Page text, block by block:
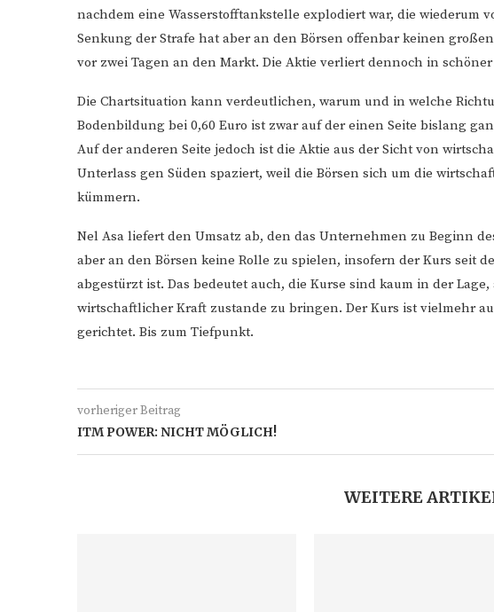
nachdem eine Wasserstofftankstelle explodiert war, die wiederum
Senkung der Strafe hat aber an den Börsen offenbar keinen
vor zwei Tagen an den Markt. Die Aktie verliert dennoch in
Die Chartsituation kann verdeutlichen, warum und in welche
Bodenbildung bei 0,60 Euro ist zwar auf der einen Seite bislang
Auf der anderen Seite jedoch ist die Aktie aus der Sicht von
Unterlass gen Süden spaziert, weil die Börsen sich um die
kümmern.
Nel Asa liefert den Umsatz ab, den das Unternehmen zu Beginn
aber an den Börsen keine Rolle zu spielen, insofern der Kurs seit
abgestürzt ist. Das bedeutet auch, die Kurse sind kaum in der
wirtschaftlicher Kraft zustande zu bringen. Der Kurs ist vielmehr
gerichtet. Bis zum Tiefpunkt.
vorheriger Beitrag
ITM POWER: NICHT MÖGLICH!
WEITERE